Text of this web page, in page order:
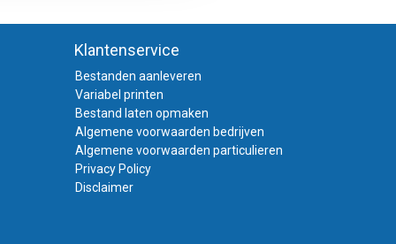
afwerking
als u vragen heeft
kunststof.
Vraag ons
welke wij
met blauwe
en is
geschikt voor
Klantenservice
Bestanden aanleveren
Variabel printen
Bestand laten opmaken
Algemene voorwaarden bedrijven
Algemene voorwaarden particulieren
Privacy Policy
Disclaimer